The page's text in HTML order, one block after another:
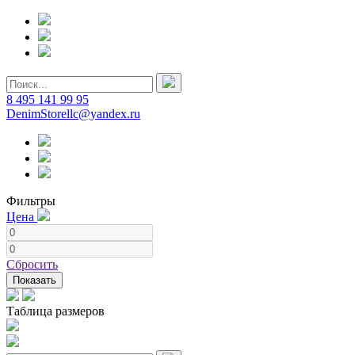
8 495 141 99 95
DenimStorellc@yandex.ru
Фильтры
Цена
Сбросить
Показать
Таблица размеров